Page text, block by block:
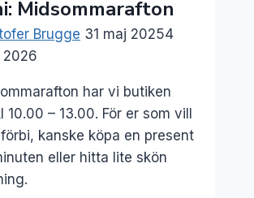
Midsommarafton
Brugge 31 maj 20254
2026
har vi butiken
10.00 – 13.00. För er som vill
kanske köpa en present
eller hitta lite skön